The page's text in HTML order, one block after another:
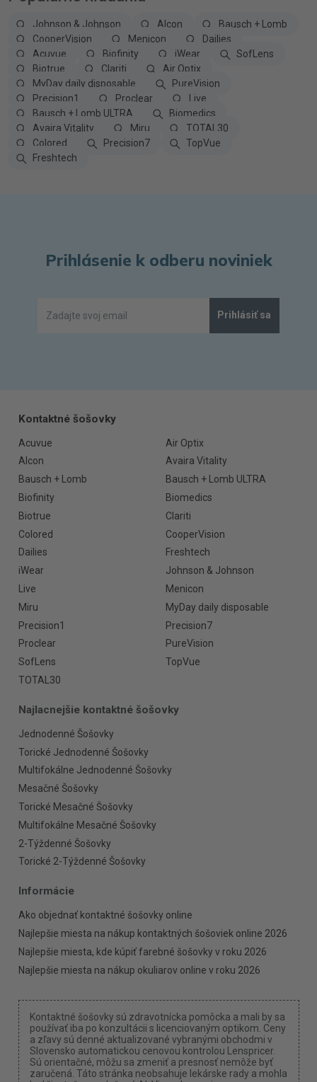
Johnson & Johnson Alcon
Bausch + Lomb
CooperVision
Menicon
Dailies
Acuvue
Biofinity iWear
SofLens
Biotrue
Clariti
Air Optix
MyDay daily disposable
PureVision
Precision1
Proclear
Live
Bausch + Lomb ULTRA
Biomedics
Avaira Vitality
Miru
TOTAL30
Colored
Precision7
TopVue
Freshtech
Prihlásenie k odberu noviniek
Prihlásiť sa
Kontaktné šošovky
Acuvue
Air Optix
Alcon
Avaira Vitality
Bausch + Lomb
Bausch + Lomb ULTRA
Biofinity
Biomedics
Biotrue
Clariti
Colored
CooperVision
Dailies
Freshtech
iWear
Johnson & Johnson
Live
Menicon
Miru
MyDay daily disposable
Precision1
Precision7
Proclear
PureVision
SofLens
TopVue
TOTAL30
Najlacnejšie kontaktné šošovky
Jednodenné Šošovky
Torické Jednodenné Šošovky
Multifokálne Jednodenné Šošovky
Mesačné Šošovky
Torické Mesačné Šošovky
Multifokálne Mesačné Šošovky
2-Týždenné Šošovky
Torické 2-Týždenné Šošovky
Informácie
Ako objednať kontaktné šošovky online
Najlepšie miesta na nákup kontaktných šošoviek online 2026
Najlepšie miesta, kde kúpiť farebné šošovky v roku 2026
Najlepšie miesta na nákup okuliarov online v roku 2026
Kontaktné šošovky sú zdravotnícka pomôcka a mali by sa
používať iba po konzultácii s licenciovaným optikom. Ceny
a zľavy sú denné aktualizované vybranými obchodmi v
Slovensko automatickou cenovou kontrolou Lenspricer.
Sú orientačné, môžu sa zmeniť a presnosť nemôže byť
zaručená. Táto stránka neobsahuje lekárske rady a mohla